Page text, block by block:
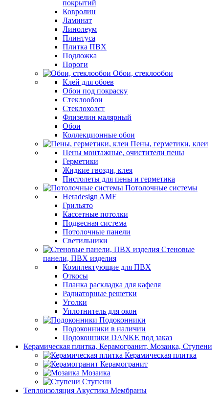
покрытий
Ковролин
Ламинат
Линолеум
Плинтуса
Плитка ПВХ
Подложка
Пороги
Обои, стеклообои
Клей для обоев
Обои под покраску
Стеклообои
Стеклохолст
Флизелин малярный
Обои
Коллекционные обои
Пены, герметики, клеи
Пены монтажные, очистители пены
Герметики
Жидкие гвозди, клея
Пистолеты для пены и герметика
Потолочные системы
Heradesign AMF
Грильято
Кассетные потолки
Подвесная система
Потолочные панели
Светильники
Стеновые
панели, ПВХ изделия
Комплектующие для ПВХ
Откосы
Планка раскладка для кафеля
Радиаторные решетки
Уголки
Уплотнитель для окон
Подоконники
Подоконники в наличии
Подоконники DANKE под заказ
Керамическая плитка, Керамогранит, Мозаика, Ступени
Керамическая плитка
Керамогранит
Мозаика
Ступени
Теплоизоляция Акустика Мембраны